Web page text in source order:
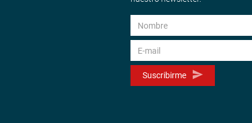
Suscribirme